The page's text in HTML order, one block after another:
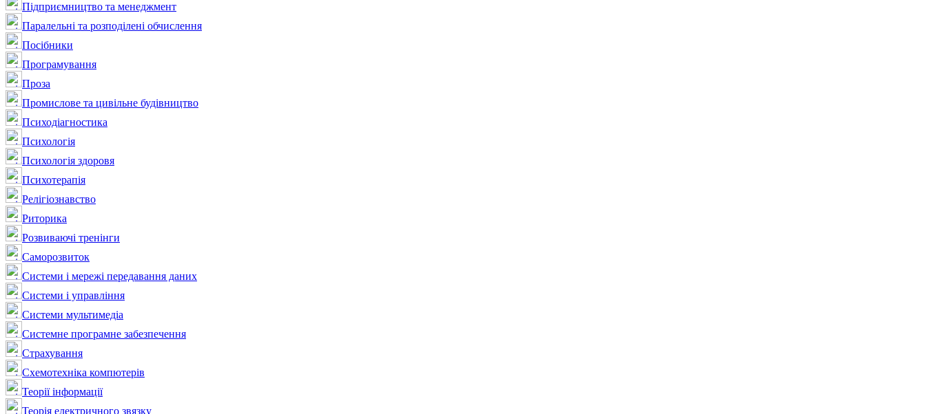
Підприємництво та менеджмент
Паралельні та розподілені обчислення
Посібники
Програмування
Проза
Промислове та цивільне будівництво
Психодіагностика
Психологія
Психологія здоровя
Психотерапія
Релігіознавство
Риторика
Розвиваючі тренінги
Саморозвиток
Системи і мережі передавання даних
Системи і управління
Системи мультимедіа
Системне програмне забезпечення
Страхування
Схемотехніка компютерів
Теорії інформації
Теорія електричного звязку